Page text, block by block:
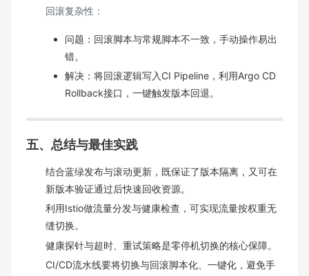
回滚复杂性：
问题：回滚脚本与常规脚本不一致，手动操作易出
错。
解决：将回滚逻辑写入CI Pipeline，利用Argo CD
Rollback接口，一键触发版本回退。
五、总结与最佳实践
结合蓝绿发布与滚动更新，既保证了版本隔离，又可在
新版本验证通过后快速回收资源。
利用Istio做流量分发与健康检查，可实现流量按权重无
缝切换。
健康探针与超时、重试策略是零停机切换的核心保障。
CI/CD流水线要将切换与回滚脚本化、一键化，避免手